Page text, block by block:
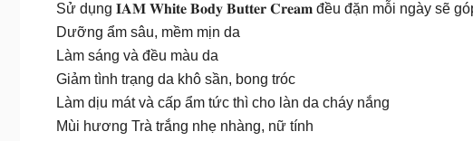
Sử dụng 𝐈𝐀𝐌 𝐖𝐡𝐢𝐭𝐞 𝐁𝐨𝐝𝐲 𝐁𝐮𝐭𝐭𝐞𝐫 𝐂𝐫𝐞𝐚𝐦 đều đặn mỗi ngày sẽ
Dưỡng ẩm sâu, mềm mịn da
Làm sáng và đều màu da
Giảm tình trạng da khô sần, bong tróc
Làm dịu mát và cấp ẩm tức thì cho làn da cháy nắng
Mùi hương Trà trắng nhẹ nhàng, nữ tính